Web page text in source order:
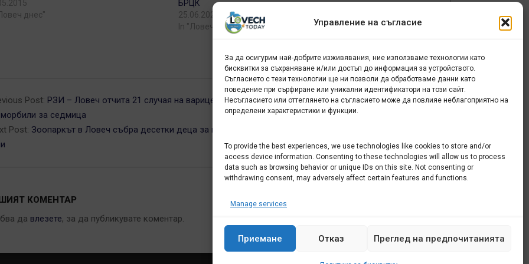
Управление на съгласие
За да осигурим най-добрите изживявания, ние използваме технологии като
бисквитки за съхраняване и/или достъп до информация за устройството.
Съгласието с тези технологии ще ни позволи да обработваме данни като
поведение при сърфиране или уникални идентификатори на този сайт.
Несъгласието или оттеглянето на съгласието може да повлияе неблагоприятно на
определени характеристики и функции.
To provide the best experiences, we use technologies like cookies to store and/or
access device information. Consenting to these technologies will allow us to process
data such as browsing behavior or unique IDs on this site. Not consenting or
withdrawing consent, may adversely affect certain features and functions.
Manage services
Приемане Отказ Преглед на предпочитанията
днес"
БРЦК
25.06.2021
In "Ловеч днес"
Post: РЗИ – Ловеч отчита 21 случая на варицела и 8 случая
за седмица
Post: Зоопаркът в Ловеч събра десетки деца за празника на 1
КОМЕНТАР
да влезете, за да публикувате коментар.